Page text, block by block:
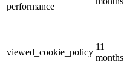
performance
viewed_cookie_policy
11
months